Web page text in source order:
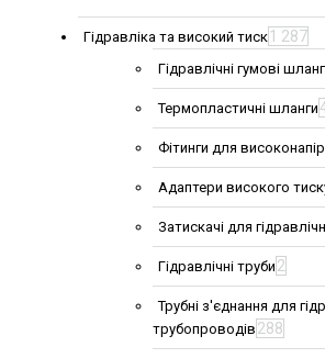
Гідравліка та високий тиск 1 287
Гідравлічні гумові
Термопластичні шланги
Фітинги для
Адаптери високого
Затискачі для
Гідравлічні труби 2
Трубні з'єднання для
трубопроводів 288